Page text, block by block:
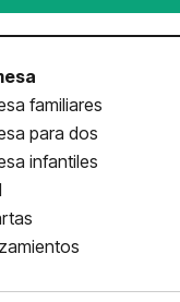
familiares
para dos
infantiles